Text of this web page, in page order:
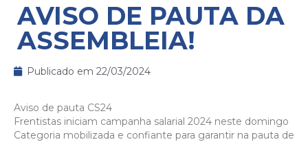
AVISO DE PAUTA DA
ASSEMBLEIA!
Publicado em 22/03/2024
Aviso de pauta CS24
Frentistas iniciam campanha salarial 2024 neste domingo
Categoria mobilizada e confiante para garantir na pauta de